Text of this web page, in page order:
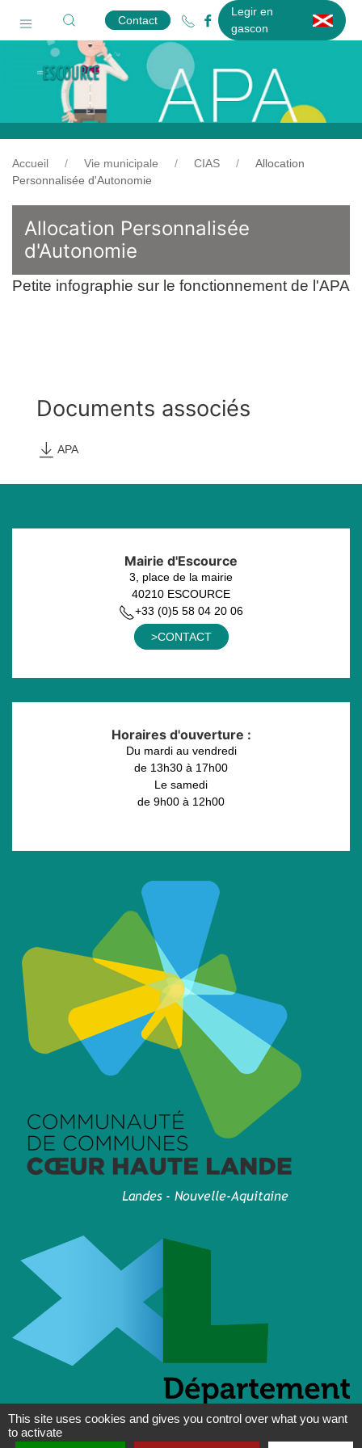
Contact
Legir en
gascon
Accueil Vie municipale CIAS
Allocation
Personnalisée d'Autonomie
Allocation Personnalisée
d'Autonomie
Petite infographie sur le fonctionnement de l'APA
Documents associés
APA
Mairie d'Escource
3, place de la mairie
40210 ESCOURCE
+33 (0)5 58 04 20 06
>CONTACT
Horaires d'ouverture :
Du mardi au vendredi
de 13h30 à 17h00
Le samedi
de 9h00 à 12h00
This site uses cookies and gives you control over what you want
to activate